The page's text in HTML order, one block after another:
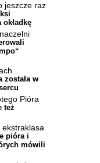
jeszcze raz
okładkę
została w
Pióra
też
ekstraklasa
pióra i
mówili